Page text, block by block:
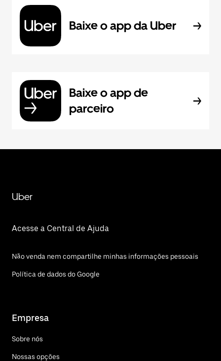
Baixe o app da Uber
Baixe o app de
parceiro
Uber
Acesse a Central de Ajuda
Não venda nem compartilhe minhas informações pessoais
Política de dados do Google
Empresa
Sobre nós
Nossas opções